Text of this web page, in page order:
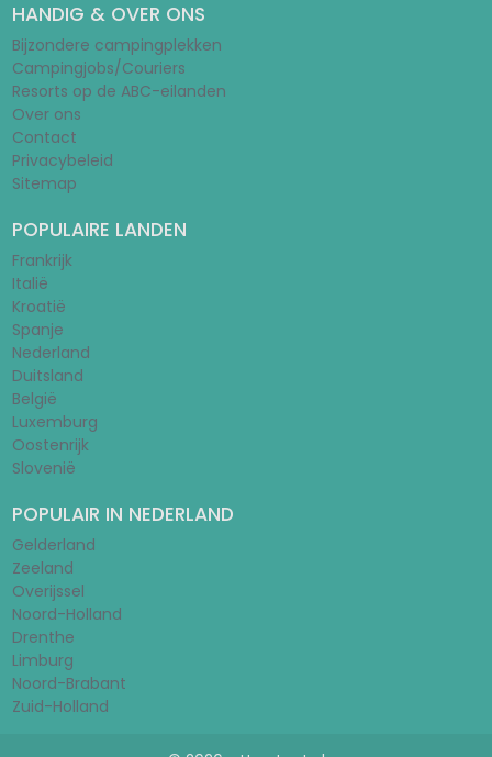
HANDIG & OVER ONS
Bijzondere campingplekken
Campingjobs/Couriers
Resorts op de ABC-eilanden
Over ons
Contact
Privacybeleid
Sitemap
POPULAIRE LANDEN
Frankrijk
Italië
Kroatië
Spanje
Nederland
Duitsland
België
Luxemburg
Oostenrijk
Slovenië
POPULAIR IN NEDERLAND
Gelderland
Zeeland
Overijssel
Noord-Holland
Drenthe
Limburg
Noord-Brabant
Zuid-Holland